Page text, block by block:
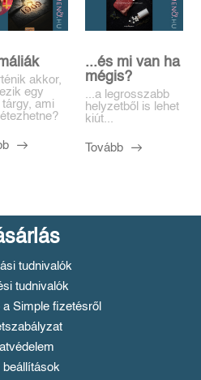
akkor,
egy
ami
...és mi van ha
mégis?
...a legrosszabb
helyzetből is lehet
kiút...
Tovább
tudnivalók
tudnivalók
Simple fizetésről
beállítások